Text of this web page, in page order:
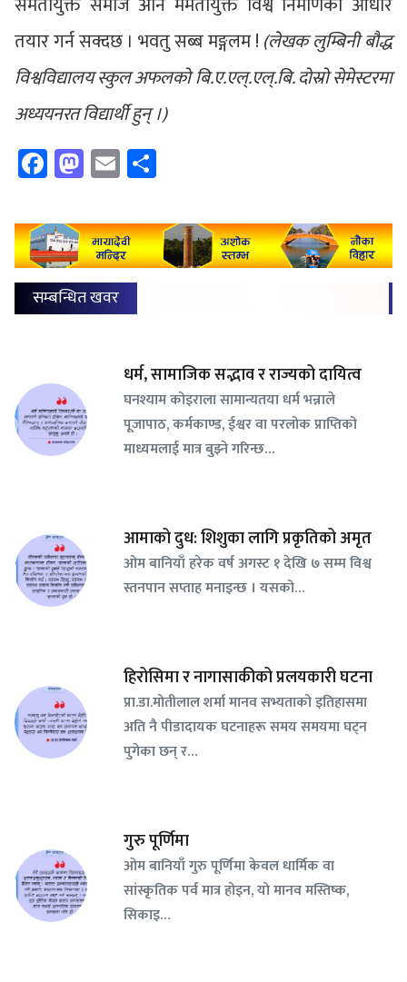
तयार गर्न सक्दछ । भवतु सब्ब मङ्गलम ! (लेखक लुम्बिनी बौद्ध
विश्वविद्यालय स्कुल अफलको बि.ए.एल्.एल्.बि. दोस्रो सेमेस्टरमा
अध्ययनरत विद्यार्थी हुन् ।)
Facebook
Mastodon
Email
सम्बन्धित खवर
धर्म, सामाजिक सद्भाव र राज्यको दायित्व
घनश्याम कोइराला सामान्यतया धर्म भन्नाले
पूजापाठ, कर्मकाण्ड, ईश्वर वा परलोक प्राप्तिको
माध्यमलाई मात्र बुझ्ने गरिन्छ…
आमाको दुध: शिशुका लागि प्रकृतिको अमृत
ओम बानियाँ हरेक वर्ष अगस्ट १ देखि ७ सम्म विश्व
स्तनपान सप्ताह मनाइन्छ । यसको…
हिरोसिमा र नागासाकीको प्रलयकारी घटना
प्रा.डा.मोतीलाल शर्मा मानव सभ्यताको इतिहासमा
अति नै पीडादायक घटनाहरू समय समयमा घट्न
पुगेका छन् र…
गुरु पूर्णिमा
ओम बानियाँ गुरु पूर्णिमा केवल धार्मिक वा
सांस्कृतिक पर्व मात्र होइन, यो मानव मस्तिष्क,
सिकाइ…